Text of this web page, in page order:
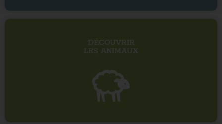
DÉCOUVRIR
LES ANIMAUX